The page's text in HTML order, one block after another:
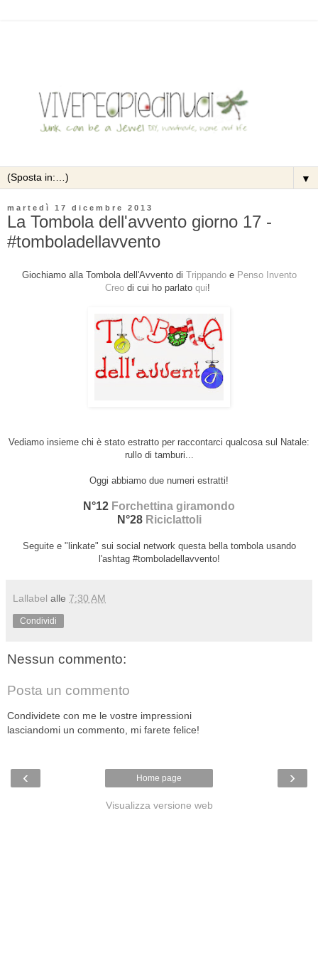
▼
martedì 17 dicembre 2013
La Tombola dell'avvento giorno 17 -
#tomboladellavvento
Giochiamo alla Tombola dell'Avvento di Trippando e Penso Invento
Creo di cui ho parlato qui!
Vediamo insieme chi è stato estratto per raccontarci qualcosa sul Natale:
rullo di tamburi...
Oggi abbiamo due numeri estratti!
N°12 Forchettina giramondo
N°28 Riciclattoli
Seguite e "linkate" sui social network questa bella tombola usando
l'ashtag #tomboladellavvento!
Lallabel alle 7:30 AM
Condividi
Nessun commento:
Posta un commento
Condividete con me le vostre impressioni
lasciandomi un commento, mi farete felice!
‹ ›
Home page
Visualizza versione web